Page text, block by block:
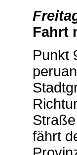
Fahrt
Punkt
fährt